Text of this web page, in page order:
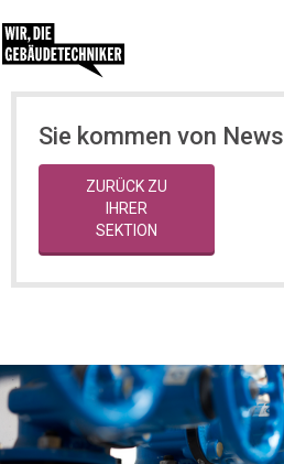
Sie kommen von News
ZURÜCK ZU
IHRER
SEKTION